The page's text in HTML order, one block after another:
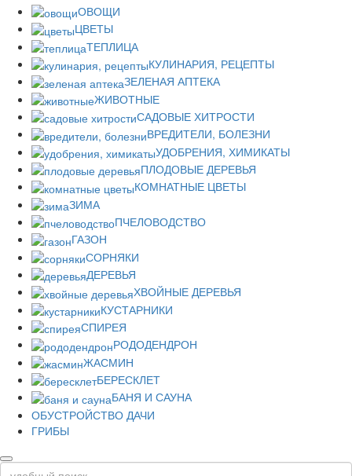
ОВОЩИ
ЦВЕТЫ
ТЕПЛИЦА
КУЛИНАРИЯ, РЕЦЕПТЫ
ЗЕЛЕНАЯ АПТЕКА
ЖИВОТНЫЕ
САДОВЫЕ ХИТРОСТИ
ВРЕДИТЕЛИ, БОЛЕЗНИ
УДОБРЕНИЯ, ХИМИКАТЫ
ПЛОДОВЫЕ ДЕРЕВЬЯ
КОМНАТНЫЕ ЦВЕТЫ
ЗИМА
ПЧЕЛОВОДСТВО
ГАЗОН
СОРНЯКИ
ДЕРЕВЬЯ
ХВОЙНЫЕ ДЕРЕВЬЯ
КУСТАРНИКИ
СПИРЕЯ
РОДОДЕНДРОН
ЖАСМИН
БЕРЕСКЛЕТ
БАНЯ И САУНА
ОБУСТРОЙСТВО ДАЧИ
ГРИБЫ